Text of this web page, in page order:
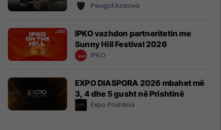
Peugot Kosova
IPKO vazhdon partneritetin me
Sunny Hill Festival 2026
IPKO
EXPO DIASPORA 2026 mbahet më
3, 4 dhe 5 gusht në Prishtinë
Expo Prishtina